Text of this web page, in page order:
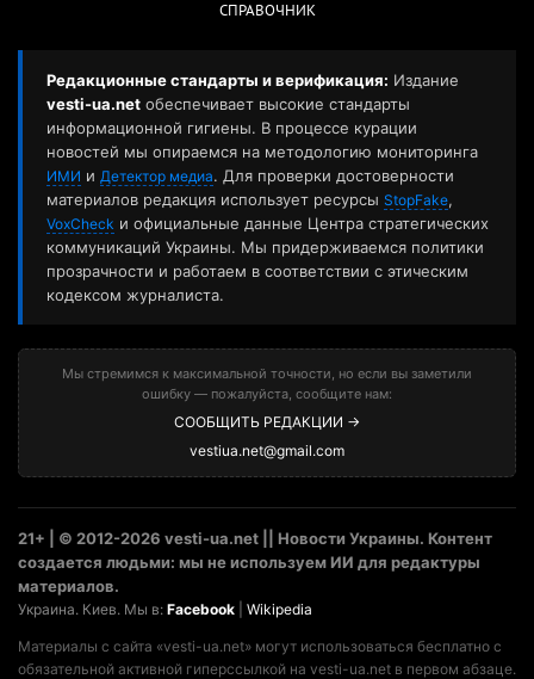
СПРАВОЧНИК
Редакционные стандарты и верификация: Издание
vesti-ua.net обеспечивает высокие стандарты
информационной гигиены. В процессе курации
новостей мы опираемся на методологию мониторинга
ИМИ и Детектор медиа. Для проверки достоверности
материалов редакция использует ресурсы StopFake,
VoxCheck и официальные данные Центра стратегических
коммуникаций Украины. Мы придерживаемся политики
прозрачности и работаем в соответствии с этическим
кодексом журналиста.
Мы стремимся к максимальной точности, но если вы заметили
ошибку — пожалуйста, сообщите нам:
СООБЩИТЬ РЕДАКЦИИ →
vestiua.net@gmail.com
21+ | © 2012-2026 vesti-ua.net || Новости Украины. Контент
создается людьми: мы не используем ИИ для редактуры
материалов.
Украина. Киев. Мы в: Facebook Wikipedia
Материалы с сайта «vesti-ua.net» могут использоваться бесплатно с
обязательной активной гиперссылкой на vesti-ua.net в первом абзаце.